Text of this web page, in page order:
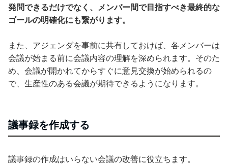
発問できるだけでなく、メンバー間で目指すべき最終的な
ゴールの明確化にも繋がります。
また、アジェンダを事前に共有しておけば、各メンバーは
会議が始まる前に会議内容の理解を深められます。そのた
め、会議が開かれてからすぐに意見交換が始められるの
で、生産性のある会議が期待できるようになります。
議事録を作成する
議事録の作成はいらない会議の改善に役立ちます。